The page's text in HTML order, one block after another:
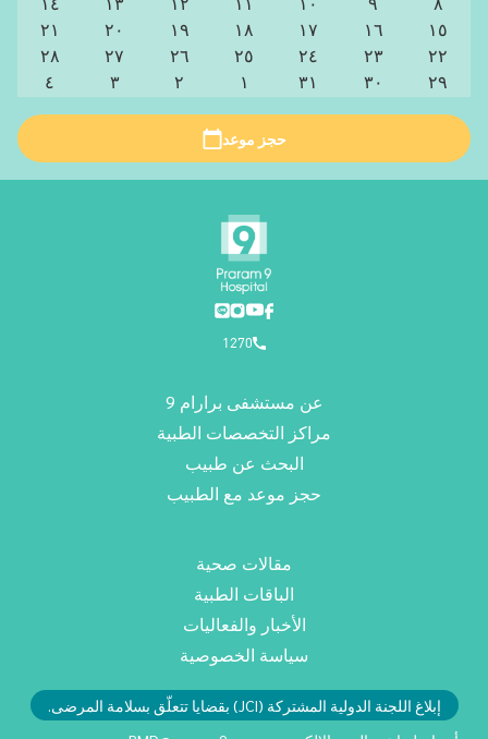
٨
٩ ١٠ ١١ ١٢ ١٣
١٤
١٥
١٦ ١٧ ١٨ ١٩ ٢٠
٢١
٢٢
٢٣ ٢٤ ٢٥ ٢٦ ٢٧
٢٨
٢٩
٣٠ ٣١ ١ ٢ ٣ ٤
حجز موعد
1270
عن مستشفى برارام 9
مراكز التخصصات الطبية
البحث عن طبيب
حجز موعد مع الطبيب
مقالات صحية
الباقات الطبية
الأخبار والفعاليات
سياسة الخصوصية
إبلاغ اللجنة الدولية المشتركة (JCI) بقضايا تتعلّق بسلامة المرضى.